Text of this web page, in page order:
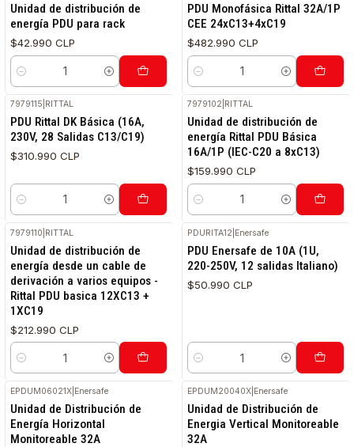
Unidad de distribución de
energía PDU para rack
$42.990 CLP
Cantidad
PDU Monofásica Rittal 32A/1P
CEE 24xC13+4xC19
$482.990 CLP
Cantidad
7979115 RITTAL
PDU Rittal DK Básica (16A,
230V, 28 Salidas C13/C19)
$310.990 CLP
Cantidad
7979102 RITTAL
Unidad de distribución de
energía Rittal PDU Básica
16A/1P (IEC-C20 a 8xC13)
$159.990 CLP
Cantidad
7979110 RITTAL
Unidad de distribución de
energía desde un cable de
derivación a varios equipos -
Rittal PDU basica 12XC13 +
1XC19
$212.990 CLP
Cantidad
PDURITA12 Enersafe
PDU Enersafe de 10A (1U,
220-250V, 12 salidas Italiano)
$50.990 CLP
Cantidad
EPDUM06021X Enersafe
Unidad de Distribución de
Energía Horizontal
Monitoreable 32A
EPDUM20040X Enersafe
Unidad de Distribución de
Energia Vertical Monitoreable
32A